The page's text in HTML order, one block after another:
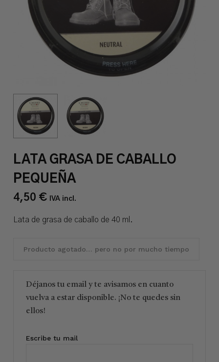
LATA GRASA DE CABALLO
PEQUEÑA
4,50 € IVA incl.
Lata de grasa de caballo de 40 ml.
Producto agotado… pero no por mucho tiempo
Déjanos tu email y te avisamos en cuanto
vuelva a estar disponible. ¡No te quedes sin
ellos!
Escribe tu mail